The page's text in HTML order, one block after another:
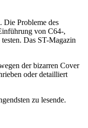
Die Probleme des
von C64-,
Das ST-Magazin
der bizarren Cover
oder detailliert
zu lesende.